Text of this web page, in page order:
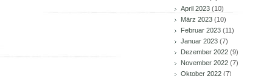
April 2023 (10)
März 2023 (10)
Februar 2023 (11)
Januar 2023 (7)
Dezember 2022 (9)
November 2022 (7)
Oktober 2022 (7)